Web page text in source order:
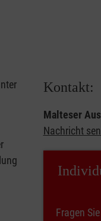
Kontakt:
Malteser
Nachricht
Fragen